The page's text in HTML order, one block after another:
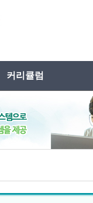
커리큘럼
English
시니어
외국어동영상